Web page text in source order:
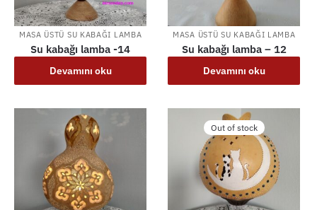
MASA ÜSTÜ SU KABAĞI LAMBA
Su kabağı lamba -14
Devamını oku
MASA ÜSTÜ SU KABAĞI LAMBA
Su kabağı lamba – 12
Devamını oku
Out of stock